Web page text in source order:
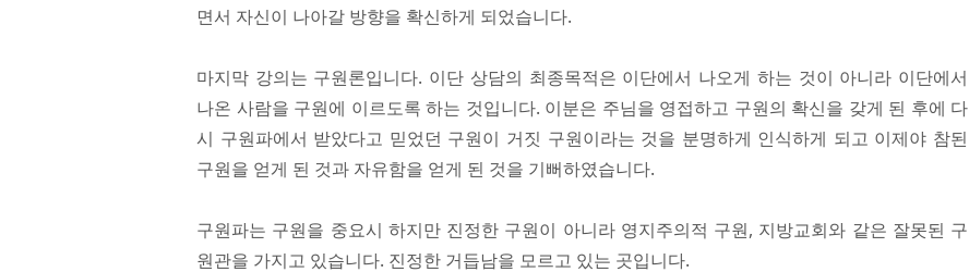
면서 자신이 나아갈 방향을 확신하게 되었습니다.
마지막 강의는 구원론입니다. 이단 상담의 최종목적은 이단에서 나오게 하는 것이 아니라 이단에서
나온 사람을 구원에 이르도록 하는 것입니다. 이분은 주님을 영접하고 구원의 확신을 갖게 된 후에 다
시 구원파에서 받았다고 믿었던 구원이 거짓 구원이라는 것을 분명하게 인식하게 되고 이제야 참된
구원을 얻게 된 것과 자유함을 얻게 된 것을 기뻐하였습니다.
구원파는 구원을 중요시 하지만 진정한 구원이 아니라 영지주의적 구원, 지방교회와 같은 잘못된 구
원관을 가지고 있습니다. 진정한 거듭남을 모르고 있는 곳입니다.